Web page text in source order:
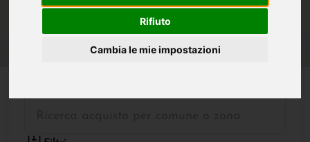
Rifiuto
Cambia le mie impostazioni